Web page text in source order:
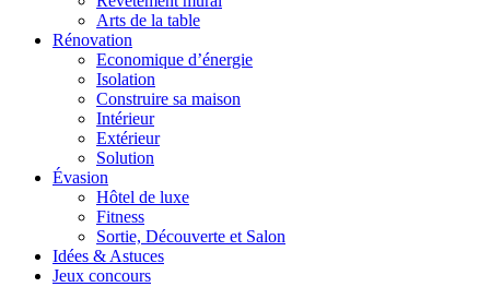
Arts de la table
Rénovation
Economique d’énergie
Isolation
Construire sa maison
Intérieur
Extérieur
Solution
Évasion
Hôtel de luxe
Fitness
Sortie, Découverte et Salon
Idées & Astuces
Jeux concours